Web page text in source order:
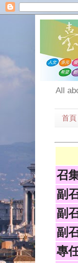
All
首頁
召
副
副
副
專